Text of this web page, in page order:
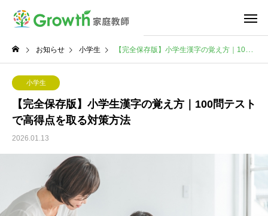
お知らせ 小学生 【完全保存版】小学生漢字の覚え方｜100問テストで高得点を取る対策方法
小学生
【完全保存版】小学生漢字の覚え方｜100問テスト
で高得点を取る対策方法
2026.01.13